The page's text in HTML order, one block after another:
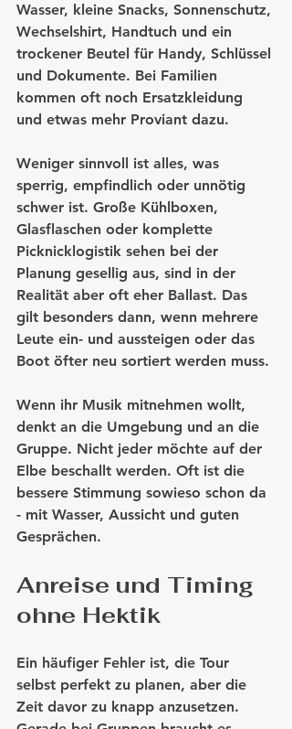
Wasser, kleine Snacks, Sonnenschutz,
Wechselshirt, Handtuch und ein
trockener Beutel für Handy, Schlüssel
und Dokumente. Bei Familien
kommen oft noch Ersatzkleidung
und etwas mehr Proviant dazu.
Weniger sinnvoll ist alles, was
sperrig, empfindlich oder unnötig
schwer ist. Große Kühlboxen,
Glasflaschen oder komplette
Picknicklogistik sehen bei der
Planung gesellig aus, sind in der
Realität aber oft eher Ballast. Das
gilt besonders dann, wenn mehrere
Leute ein- und aussteigen oder das
Boot öfter neu sortiert werden muss.
Wenn ihr Musik mitnehmen wollt,
denkt an die Umgebung und an die
Gruppe. Nicht jeder möchte auf der
Elbe beschallt werden. Oft ist die
bessere Stimmung sowieso schon da
- mit Wasser, Aussicht und guten
Gesprächen.
Anreise und Timing
ohne Hektik
Ein häufiger Fehler ist, die Tour
selbst perfekt zu planen, aber die
Zeit davor zu knapp anzusetzen.